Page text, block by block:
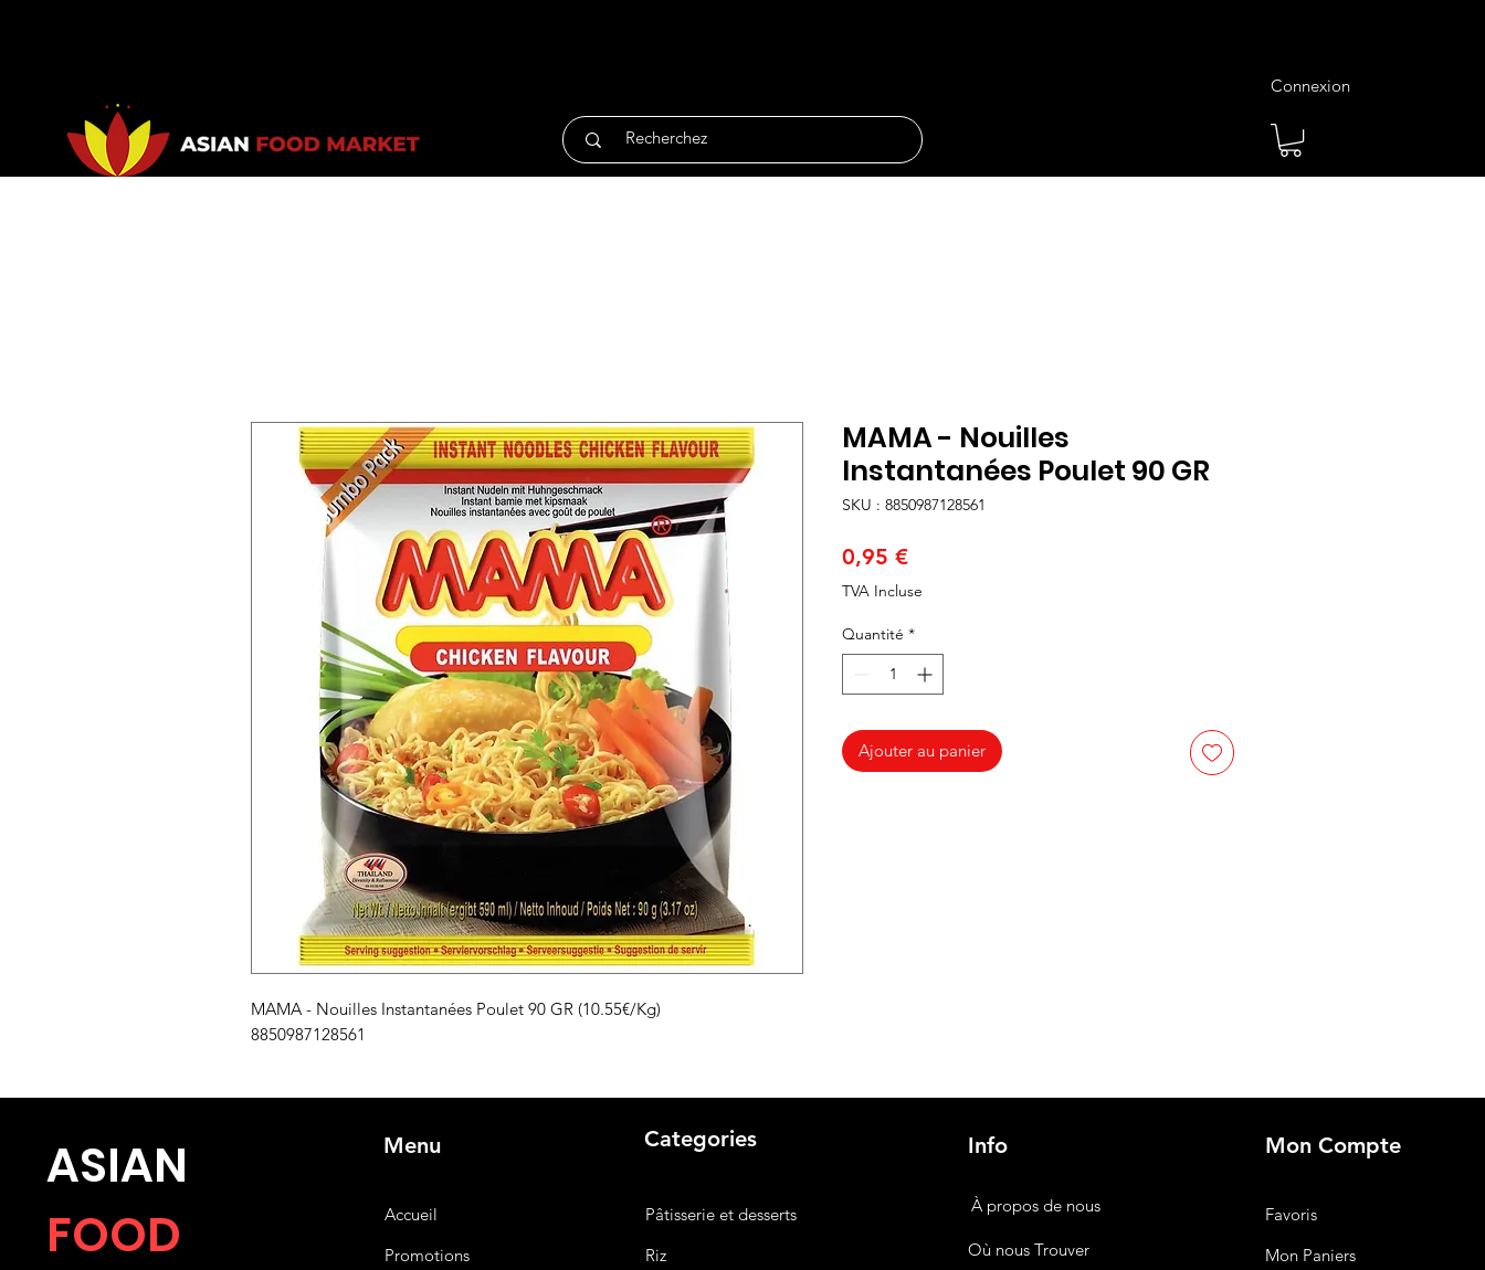
Connexion
MAMA - Nouilles Instantanées Poulet 90 GR (10.55€/Kg)
8850987128561
MAMA - Nouilles
Instantanées Poulet 90 GR
SKU : 8850987128561
0,95 €Prix
TVA Incluse
Quantité *
Ajouter au panier
ASIAN
FOOD
Menu
Accueil
Promotions
Categories
Pâtisserie et desserts
Riz
Info
Où nous Trouver
À propos de nous
Mon Compte
Favoris
Mon Paniers